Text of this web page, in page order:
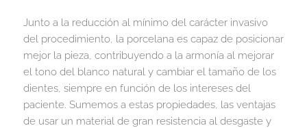
Junto a la reducción al mínimo del carácter invasivo
del procedimiento, la porcelana es capaz de posicionar
mejor la pieza, contribuyendo a la armonía al mejorar
el tono del blanco natural y cambiar el tamaño de los
dientes, siempre en función de los intereses del
paciente. Sumemos a estas propiedades, las ventajas
de usar un material de gran resistencia al desgaste y